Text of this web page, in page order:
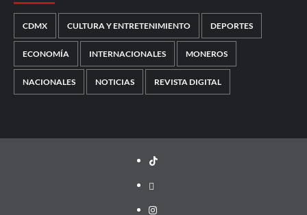
CDMX CULTURA Y ENTRETENIMIENTO DEPORTES
ECONOMÍA INTERNACIONALES MONEROS
NACIONALES NOTICIAS REVISTA DIGITAL
TikTok
threads
Instagram